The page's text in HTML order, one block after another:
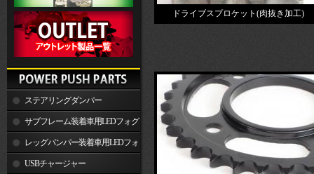
ステアリングダンパー
サブフレーム装着車用LEDフォグ
ランプレッグバンパー装着車用LEDフォ
グランプUSBチャージャー
ドライブスプロケット(肉抜き加工)